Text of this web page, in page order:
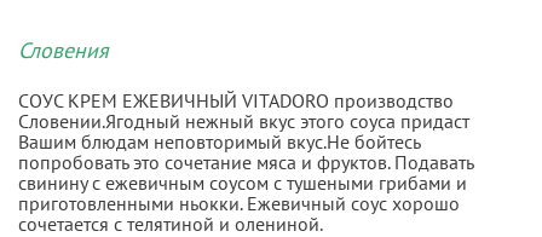
Словения
СОУС КРЕМ ЕЖЕВИЧНЫЙ VITADORO производство
Словении.Ягодный нежный вкус этого соуса придаст
Вашим блюдам неповторимый вкус.Не бойтесь
попробовать это сочетание мяса и фруктов. Подавать
свинину с ежевичным соусом с тушеными грибами и
приготовленными ньокки. Ежевичный соус хорошо
сочетается с телятиной и олениной.